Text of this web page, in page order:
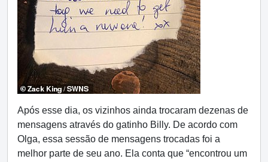
Após esse dia, os vizinhos ainda trocaram dezenas de
mensagens através do gatinho Billy. De acordo com
Olga, essa sessão de mensagens trocadas foi a
melhor parte de seu ano. Ela conta que “encontrou um